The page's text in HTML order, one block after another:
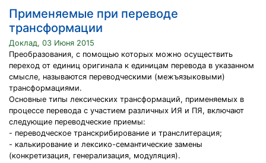
Применяемые при переводе
трансформации
Доклад, 03 Июня 2015
Преобразования, с помощью которых можно осуществить
переход от единиц оригинала к единицам перевода в указанном
смысле, называются переводческими (межъязыковыми)
трансформациями.
Основные типы лексических трансформаций, применяемых в
процессе перевода с участием различных ИЯ и ПЯ, включают
следующие переводческие приемы:
- переводческое транскрибирование и транслитерация;
- калькирование и лексико-семантические замены
(конкретизация, генерализация, модуляция).